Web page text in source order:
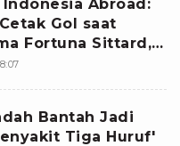
Abroad:
Gol saat
Fortuna Sittard,
Main Penuh
Bantah Jadi
Tiga Huruf'